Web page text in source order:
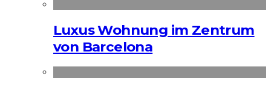
Luxus Wohnung im Zentrum
von Barcelona